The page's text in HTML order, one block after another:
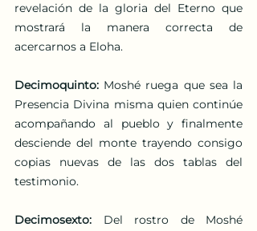
revelación de la gloria del Eterno que
mostrará la manera correcta de
acercarnos a Eloha.
Decimoquinto: Moshé ruega que sea la
Presencia Divina misma quien continúe
acompañando al pueblo y finalmente
desciende del monte trayendo consigo
copias nuevas de las dos tablas del
testimonio.
Decimosexto: Del rostro de Moshé